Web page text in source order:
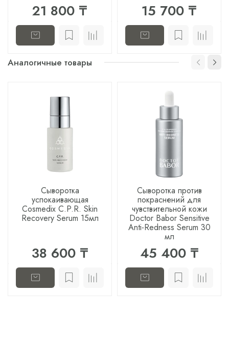
21 800 ₸ 15 700 ₸
Аналогичные товары
Сыворотка
успокаивающая
Cosmedix C.P.R. Skin
Recovery Serum 15мл
38 600 ₸
Сыворотка против
покраснений для
чувствительной кожи
Doctor Babor Sensitive
Anti-Redness Serum 30
мл
45 400 ₸